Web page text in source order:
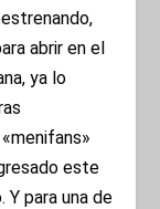
abrir en el
ya lo
este
para una de